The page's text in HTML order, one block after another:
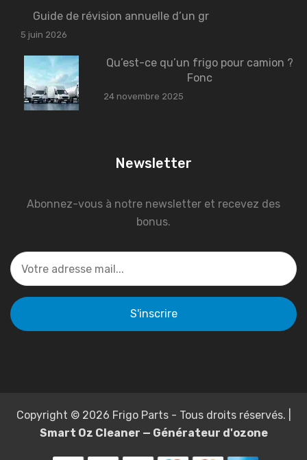
Guide de révision annuelle d’un gr
5 juin 2026
Qu’est-ce qu’un frigo pour camion ?
Fonc
24 novembre 2025
Newsletter
Abonnez-vous à notre newsletter et recevez des
bonus.
Copyright © 2026 Frigo Parts - Tous droits réservés. |
Smart Oz Cleaner — Générateur d'ozone